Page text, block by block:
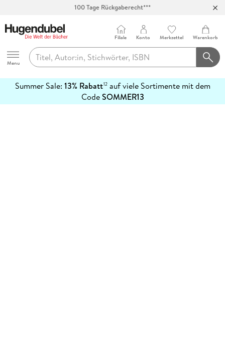
100 Tage Rückgaberecht***
Hugendubel
Menu
Filiale Konto Merkzettel Warenkorb
Summer Sale: 13% Rabatt12auf viele Sortimente mit dem
CodeSOMMER13
erfahren